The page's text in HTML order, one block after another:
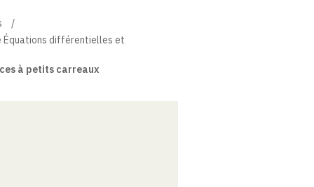
Équations différentielles et
à petits carreaux